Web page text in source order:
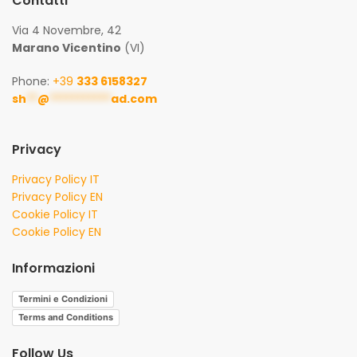
Via 4 Novembre, 42
Marano Vicentino (VI)
Phone: +39 333 6158327
sh ** @ *********** ad.com
Privacy
Privacy Policy IT
Privacy Policy EN
Cookie Policy IT
Cookie Policy EN
Informazioni
Termini e Condizioni
Terms and Conditions